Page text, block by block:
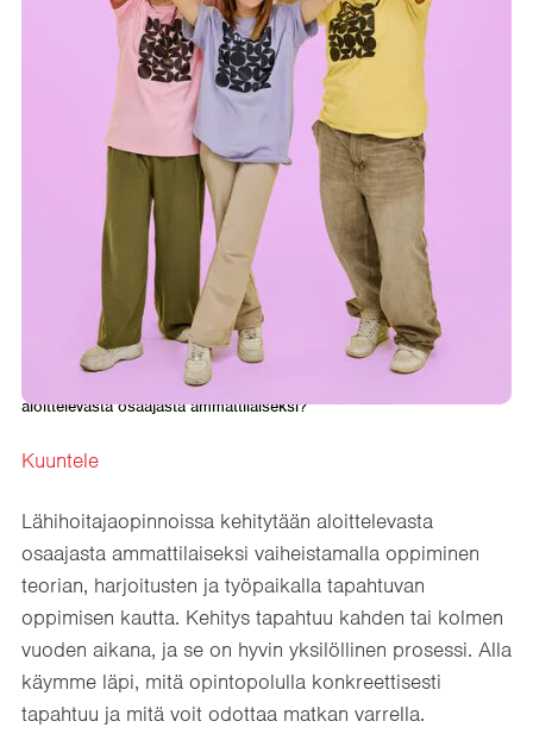
Ajankohtaista→
aloittelevasta osaajasta ammattilaiseksi?
Kuuntele
Lähihoitajaopinnoissa kehitytään aloittelevasta
osaajasta ammattilaiseksi vaiheistamalla oppiminen
teorian, harjoitusten ja työpaikalla tapahtuvan
oppimisen kautta. Kehitys tapahtuu kahden tai kolmen
vuoden aikana, ja se on hyvin yksilöllinen prosessi. Alla
käymme läpi, mitä opintopolulla konkreettisesti
tapahtuu ja mitä voit odottaa matkan varrella.